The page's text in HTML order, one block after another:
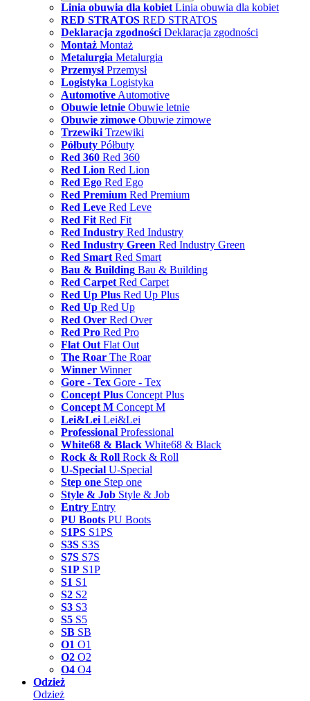
Linia obuwia dla kobiet Linia obuwia dla kobiet
RED STRATOS RED STRATOS
Deklaracja zgodności Deklaracja zgodności
Montaż Montaż
Metalurgia Metalurgia
Przemysł Przemysł
Logistyka Logistyka
Automotive Automotive
Obuwie letnie Obuwie letnie
Obuwie zimowe Obuwie zimowe
Trzewiki Trzewiki
Półbuty Półbuty
Red 360 Red 360
Red Lion Red Lion
Red Ego Red Ego
Red Premium Red Premium
Red Leve Red Leve
Red Fit Red Fit
Red Industry Red Industry
Red Industry Green Red Industry Green
Red Smart Red Smart
Bau & Building Bau & Building
Red Carpet Red Carpet
Red Up Plus Red Up Plus
Red Up Red Up
Red Over Red Over
Red Pro Red Pro
Flat Out Flat Out
The Roar The Roar
Winner Winner
Gore - Tex Gore - Tex
Concept Plus Concept Plus
Concept M Concept M
Lei&Lei Lei&Lei
Professional Professional
White68 & Black White68 & Black
Rock & Roll Rock & Roll
U-Special U-Special
Step one Step one
Style & Job Style & Job
Entry Entry
PU Boots PU Boots
S1PS S1PS
S3S S3S
S7S S7S
S1P S1P
S1 S1
S2 S2
S3 S3
S5 S5
SB SB
O1 O1
O2 O2
O4 O4
Odzież
Odzież